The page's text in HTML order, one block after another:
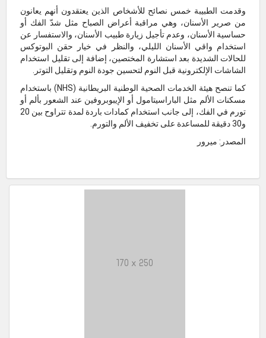
وقدمت الطبيبة خمس نصائح للأشخاص الذين يعتقدون أنهم يعانون
من صرير الأسنان، وهي مراقبة أعراض الصباح مثل شدّ الفك أو
حساسية الأسنان، وعدم تأجيل زيارة طبيب الأسنان، والاستفسار عن
استخدام واقي الأسنان الليلي، والنظر في خيار حقن البوتوكس
للحالات الشديدة بعد استشارة المختصين، إضافة إلى تقليل استخدام
الشاشات الإلكترونية قبل النوم لتحسين جودة النوم وتقليل التوتر.
كما تنصح هيئة الخدمات الصحية الوطنية البريطانية (NHS) باستخدام
مسكنات الألم مثل الباراسيتامول أو الإيبوبروفين عند الشعور بألم أو
تورم في الفك، إلى جانب استخدام كمادات باردة لمدة تتراوح بين 20
و30 دقيقة للمساعدة على تخفيف الألم والتورم.
المصدر: ميرور
170 x 250